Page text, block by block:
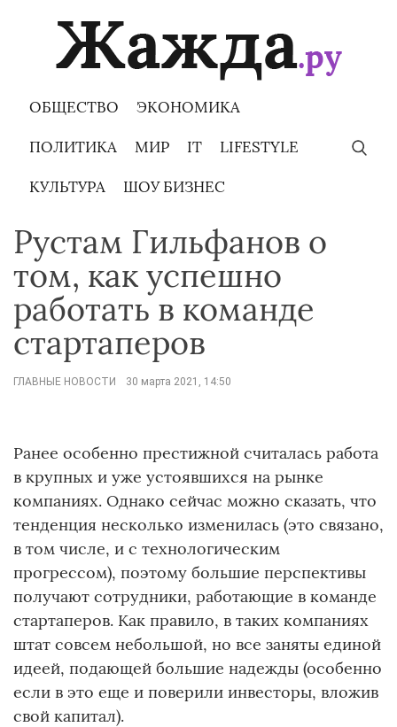
ОБЩЕСТВО ЭКОНОМИКА
ПОЛИТИКА МИР IT LIFESTYLE
КУЛЬТУРА ШОУ БИЗНЕС
Рустам Гильфанов о
том, как успешно
работать в команде
стартаперов
ГЛАВНЫЕ НОВОСТИ 30 марта 2021, 14:50
Ранее особенно престижной считалась работа
в крупных и уже устоявшихся на рынке
компаниях. Однако сейчас можно сказать, что
тенденция несколько изменилась (это связано,
в том числе, и с технологическим
прогрессом), поэтому большие перспективы
получают сотрудники, работающие в команде
стартаперов. Как правило, в таких компаниях
штат совсем небольшой, но все заняты единой
идеей, подающей большие надежды (особенно
если в это еще и поверили инвесторы, вложив
свой капитал).